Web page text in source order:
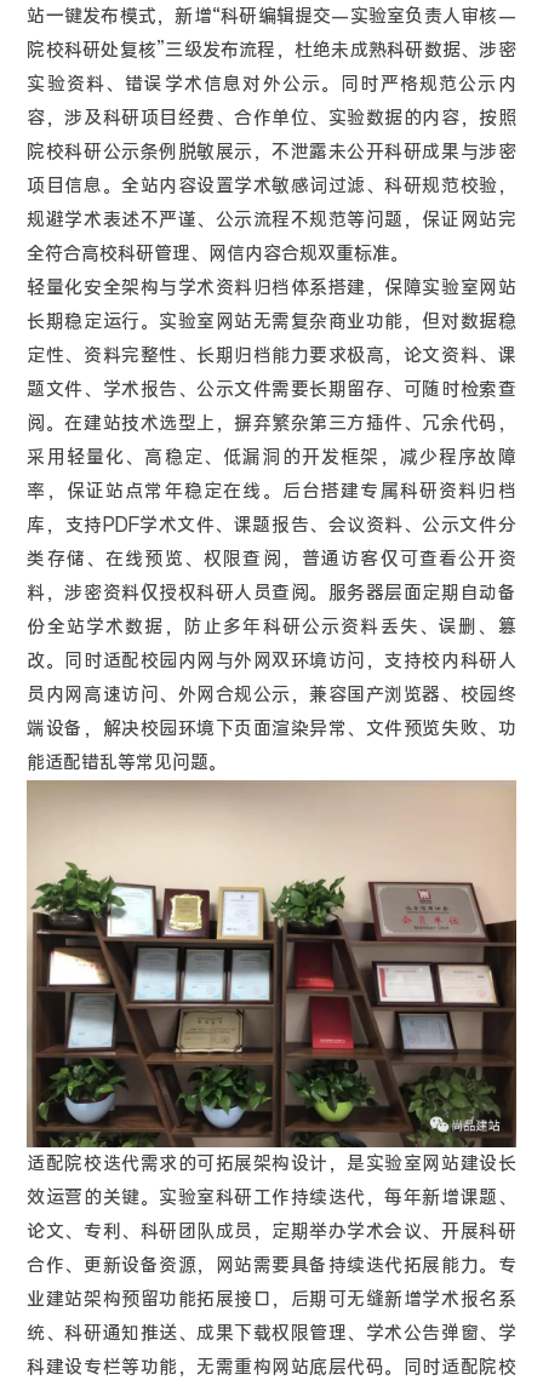
站一键发布模式，新增“科研编辑提交—实验室负责人审核—
院校科研处复核”三级发布流程，杜绝未成熟科研数据、涉密
实验资料、错误学术信息对外公示。同时严格规范公示内
容，涉及科研项目经费、合作单位、实验数据的内容，按照
院校科研公示条例脱敏展示，不泄露未公开科研成果与涉密
项目信息。全站内容设置学术敏感词过滤、科研规范校验，
规避学术表述不严谨、公示流程不规范等问题，保证网站完
全符合高校科研管理、网信内容合规双重标准。
轻量化安全架构与学术资料归档体系搭建，保障实验室网站
长期稳定运行。实验室网站无需复杂商业功能，但对数据稳
定性、资料完整性、长期归档能力要求极高，论文资料、课
题文件、学术报告、公示文件需要长期留存、可随时检索查
阅。在建站技术选型上，摒弃繁杂第三方插件、冗余代码，
采用轻量化、高稳定、低漏洞的开发框架，减少程序故障
率，保证站点常年稳定在线。后台搭建专属科研资料归档
库，支持PDF学术文件、课题报告、会议资料、公示文件分
类存储、在线预览、权限查阅，普通访客仅可查看公开资
料，涉密资料仅授权科研人员查阅。服务器层面定期自动备
份全站学术数据，防止多年科研公示资料丢失、误删、篡
改。同时适配校园内网与外网双环境访问，支持校内科研人
员内网高速访问、外网合规公示，兼容国产浏览器、校园终
端设备，解决校园环境下页面渲染异常、文件预览失败、功
能适配错乱等常见问题。
适配院校迭代需求的可拓展架构设计，是实验室网站建设长
效运营的关键。实验室科研工作持续迭代，每年新增课题、
论文、专利、科研团队成员，定期举办学术会议、开展科研
合作、更新设备资源，网站需要具备持续迭代拓展能力。专
业建站架构预留功能拓展接口，后期可无缝新增学术报名系
统、科研通知推送、成果下载权限管理、学术公告弹窗、学
科建设专栏等功能，无需重构网站底层代码。同时适配院校